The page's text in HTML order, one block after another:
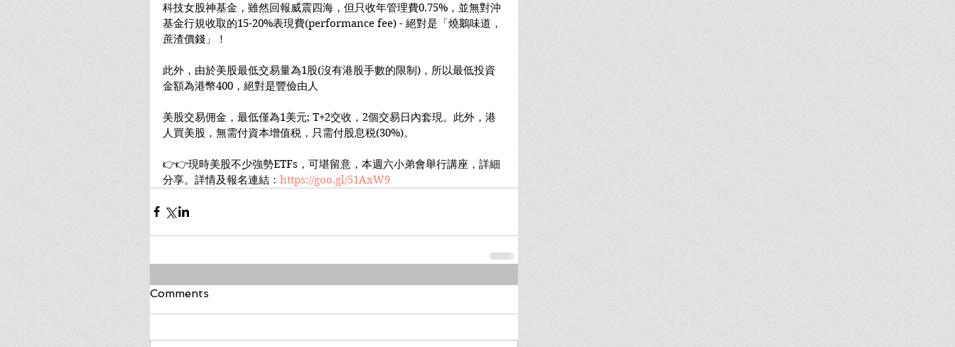
科技女股神基金，雖然回報威震四海，但只收年管理費0.75%，並無對沖
基金行規收取的15-20%表現費(performance fee) - 絕對是「燒鵝味道，
蔗渣價錢」！
此外，由於美股最低交易量為1股(沒有港股手數的限制)，所以最低投資
金額為港幣400，絕對是豐儉由人
美股交易佣金，最低僅為1美元; T+2交收，2個交易日內套現。此外，港
人買美股，無需付資本增值税，只需付股息税(30%)。
👉👉現時美股不少強勢ETFs，可堪留意，本週六小弟會舉行講座，詳細
分享。詳情及報名連結： https://goo.gl/51AxW9
Comments